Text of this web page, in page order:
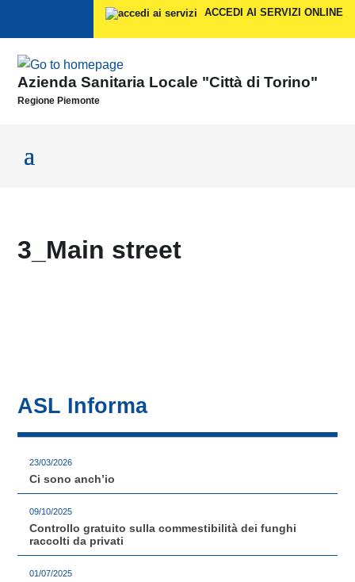
ACCEDI AI SERVIZI ONLINE
Azienda Sanitaria Locale "Città di Torino"
Regione Piemonte
3_Main street
ASL Informa
23/03/2026
Ci sono anch’io
09/10/2025
Controllo gratuito sulla commestibilità dei funghi
raccolti da privati
01/07/2025